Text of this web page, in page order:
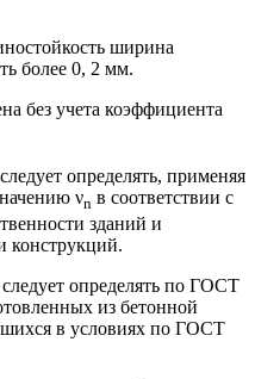
ширина
более 0, 2 мм.
без учета коэффициента
определять, применяя
νn в соответствии с
зданий и
конструкций.
определять по ГОСТ
из бетонной
в условиях по ГОСТ